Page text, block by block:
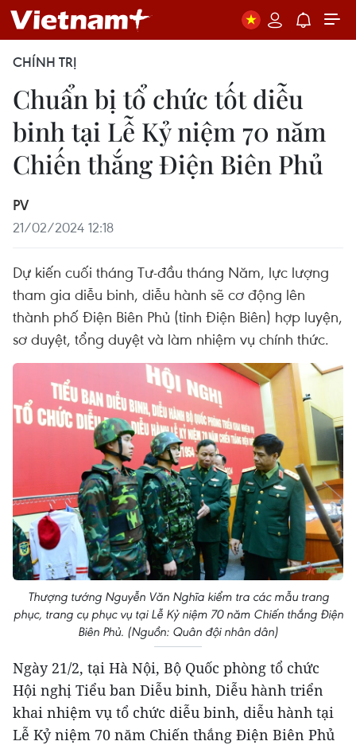
CHÍNH TRỊ
Chuẩn bị tổ chức tốt diễu
binh tại Lễ Kỷ niệm 70 năm
Chiến thắng Điện Biên Phủ
PV
21/02/2024 12:18
Dự kiến cuối tháng Tư-đầu tháng Năm, lực lượng
tham gia diễu binh, diễu hành sẽ cơ động lên
thành phố Điện Biên Phủ (tỉnh Điện Biên) hợp luyện,
sơ duyệt, tổng duyệt và làm nhiệm vụ chính thức.
Thượng tướng Nguyễn Văn Nghĩa kiểm tra các mẫu trang
phục, trang cụ phục vụ tại Lễ Kỷ niệm 70 năm Chiến thắng Điện
Biên Phủ. (Nguồn: Quân đội nhân dân)
Ngày 21/2, tại Hà Nội, Bộ Quốc phòng tổ chức
Hội nghị Tiểu ban Diễu binh, Diễu hành triển
khai nhiệm vụ tổ chức diễu binh, diễu hành tại
Lễ Kỷ niệm 70 năm Chiến thắng Điện Biên Phủ